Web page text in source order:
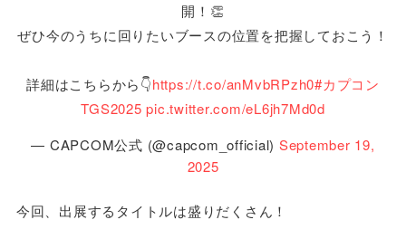
開！👏
ぜひ今のうちに回りたいブースの位置を把握しておこう！
詳細はこちらから👇https://t.co/anMvbRPzh0#カプコン
TGS2025 pic.twitter.com/eL6jh7Md0d
— CAPCOM公式 (@capcom_official) September 19,
2025
今回、出展するタイトルは盛りだくさん！